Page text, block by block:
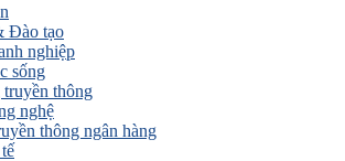
Đào tạo
nghiệp
sống
thông
nghệ
thông ngân hàng